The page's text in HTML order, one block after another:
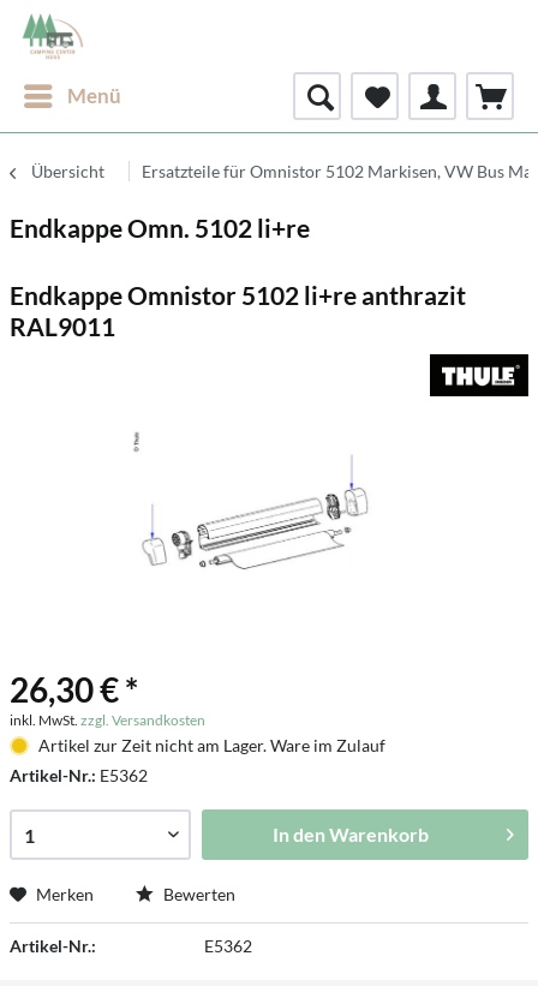
Menü
Übersicht Ersatzteile für Omnistor 5102 Markisen, VW Bus
Endkappe Omn. 5102 li+re
Endkappe Omnistor 5102 li+re anthrazit
RAL9011
26,30 € *
inkl. MwSt. zzgl. Versandkosten
Artikel zur Zeit nicht am Lager. Ware im Zulauf
Artikel-Nr.: E5362
In den Warenkorb
Merken Bewerten
Artikel-Nr.: E5362